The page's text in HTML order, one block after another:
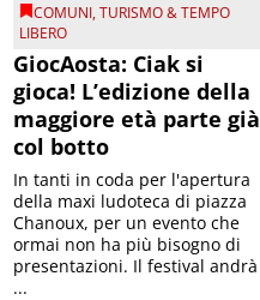
COMUNI,TURISMO & TEMPO
LIBERO
GiocAosta: Ciak si
gioca! L’edizione della
maggiore età parte già
col botto
In tanti in coda per l'apertura
della maxi ludoteca di piazza
Chanoux, per un evento che
ormai non ha più bisogno di
presentazioni. Il festival andrà
...